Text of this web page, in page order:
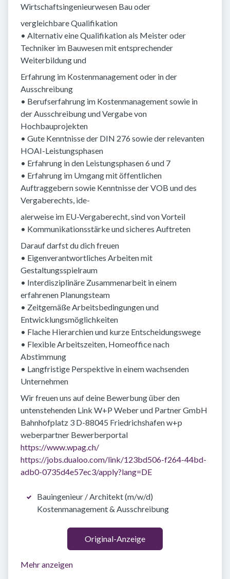
Wirtschaftsingenieurwesen Bau oder
vergleichbare Qualifikation
• Alternativ eine Qualifikation als Meister oder
Techniker im Bauwesen mit entsprechender
Weiterbildung und
Erfahrung im Kostenmanagement oder in der
Ausschreibung
• Berufserfahrung im Kostenmanagement sowie in
der Ausschreibung und Vergabe von
Hochbauprojekten
• Gute Kenntnisse der DIN 276 sowie der relevanten
HOAI-Leistungsphasen
• Erfahrung in den Leistungsphasen 6 und 7
• Erfahrung im Umgang mit öffentlichen
Auftraggebern sowie Kenntnisse der VOB und des
Vergaberechts, ide-
alerweise im EU-Vergaberecht, sind von Vorteil
• Kommunikationsstärke und sicheres Auftreten
Darauf darfst du dich freuen
• Eigenverantwortliches Arbeiten mit
Gestaltungsspielraum
• Interdisziplinäre Zusammenarbeit in einem
erfahrenen Planungsteam
• Zeitgemäße Arbeitsbedingungen und
Entwicklungsmöglichkeiten
• Flache Hierarchien und kurze Entscheidungswege
• Flexible Arbeitszeiten, Homeoffice nach
Abstimmung
• Langfristige Perspektive in einem wachsenden
Unternehmen
Wir freuen uns auf deine Bewerbung über den
untenstehenden Link W+P Weber und Partner GmbH
Bahnhofplatz 3 D-88045 Friedrichshafen w+p
weberpartner Bewerberportal
https://www.wpag.ch/
https://jobs.dualoo.com/link/123bd506-f264-44bd-
adb0-0735d4e57ec3/apply?lang=DE
Bauingenieur / Architekt (m/w/d)
Kostenmanagement & Ausschreibung
Original-Anzeige
Mehr anzeigen